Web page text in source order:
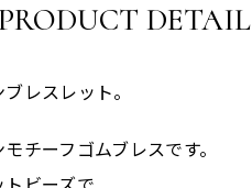
PRODUCT
レスレット。
チーフゴムブレスです。